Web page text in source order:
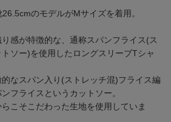
のモデルがMサイズを着用。
感が特徴的な、通称スパンフライス(ス
トソー)を使用したロングスリーブTシャ
なスパン入り(ストレッチ混)フライス編
フライスというカットソー。
こそこだわった生地を使用していま